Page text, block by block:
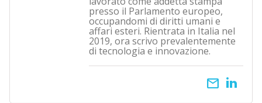
presso il Parlamento europeo,
occupandomi di diritti umani e
affari esteri. Rientrata in Italia nel
2019, ora scrivo prevalentemente
di tecnologia e innovazione.
email